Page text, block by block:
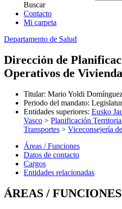
Buscar
Contacto
Mi carpeta
Departamento de Salud
Dirección de
Operativos de Vivienda
Titular: Mario Yoldi
Periodo del mandato:
Entidades superiores: Eusko
Vasco > Planificación
Transportes > Viceconsejería
Áreas / Funciones
Datos de contacto
Cargos
Entidades relacionadas
ÁREAS / FUNCIONES